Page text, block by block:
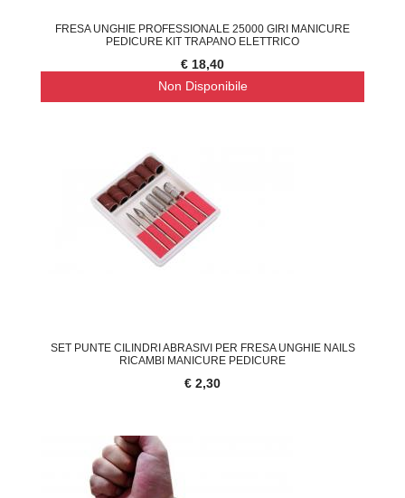
FRESA UNGHIE PROFESSIONALE 25000 GIRI MANICURE
PEDICURE KIT TRAPANO ELETTRICO
€ 18,40
Non Disponibile
SET PUNTE CILINDRI ABRASIVI PER FRESA UNGHIE NAILS
RICAMBI MANICURE PEDICURE
€ 2,30